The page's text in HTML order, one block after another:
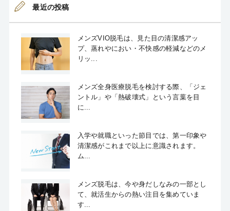
最近の投稿
メンズVIO脱毛は、見た目の清潔感アッ
プ、蒸れやにおい・不快感の軽減などのメ
リッ...
メンズ全身医療脱毛を検討する際、「ジェ
ントル」や「熱破壊式」という言葉を目
に...
入学や就職といった節目では、第一印象や
清潔感がこれまで以上に意識されます。
ム...
メンズ脱毛は、今や身だしなみの一部とし
て、就活生からの熱い注目を集めていま
す...